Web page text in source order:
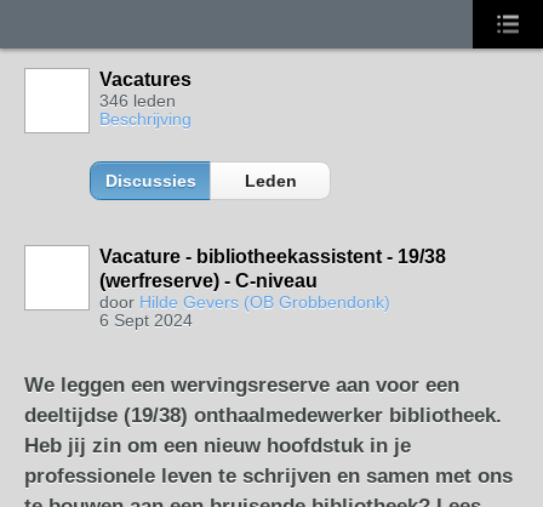
Vacatures
346 leden
Beschrijving
Discussies Leden
Vacature - bibliotheekassistent - 19/38
(werfreserve) - C-niveau
door Hilde Gevers (OB Grobbendonk)
6 Sept 2024
We leggen een wervingsreserve aan voor een
deeltijdse (19/38) onthaalmedewerker bibliotheek.
Heb jij zin om een nieuw hoofdstuk in je
professionele leven te schrijven en samen met ons